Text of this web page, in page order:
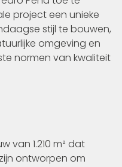
project een unieke
stijl te bouwen,
omgeving en
normen van kwaliteit
van 1.210 m² dat
ontworpen om